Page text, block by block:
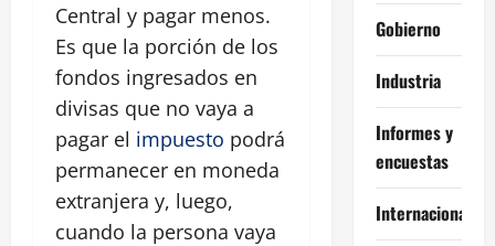
Central y pagar menos.
Es que la porción de los
fondos ingresados en
divisas que no vaya a
pagar el impuesto podrá
permanecer en moneda
extranjera y, luego,
cuando la persona vaya
Gobierno
Industria
Informes y
encuestas
Internacional